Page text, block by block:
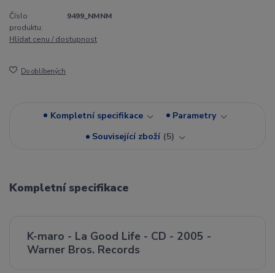
Číslo
produktu:
9499_NMNM
Hlídat cenu / dostupnost
Do oblíbených
Kompletní specifikace
Parametry
Související zboží 5
Kompletní specifikace
K-maro - La Good Life - CD - 2005 -
Warner Bros. Records